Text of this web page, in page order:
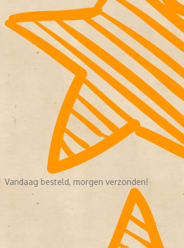
Vandaag besteld, morgen verzonden!